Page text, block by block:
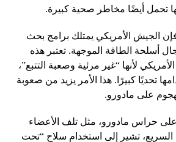
تحمل أيضًا مخاطر صحية كبيرة.
فإن الجيش الأمريكي يمتلك برامج بحث
أسلحة الطاقة الموجهة. تعتبر هذه
لأنها “غير مرئية وصعبة التتبع”،
تحديًا كبيرًا. هذا الأمر يزيد من صعوبة
على مادورو.
حراس مادورو، مثل تلف الأعضاء
السريع، تشير إلى استخدام سلاح “تحت